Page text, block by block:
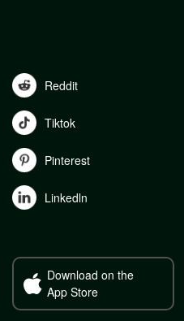
Reddit
Tiktok
Pinterest
Linkedln
Download on the
App Store